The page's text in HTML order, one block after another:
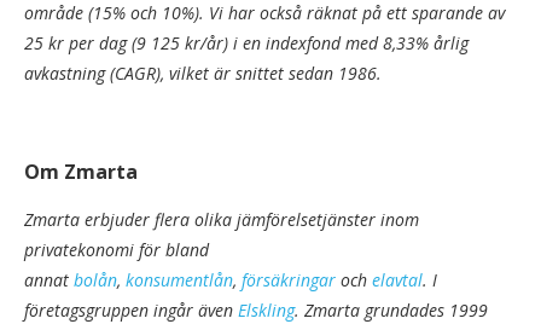
område (15% och 10%). Vi har också räknat på ett sparande av
25 kr per dag (9 125 kr/år) i en indexfond med 8,33% årlig
avkastning (CAGR), vilket är snittet sedan 1986.
Om Zmarta
Zmarta erbjuder flera olika jämförelsetjänster inom
privatekonomi för bland
annat bolån, konsumentlån, försäkringar och elavtal. I
företagsgruppen ingår även Elskling. Zmarta grundades 1999